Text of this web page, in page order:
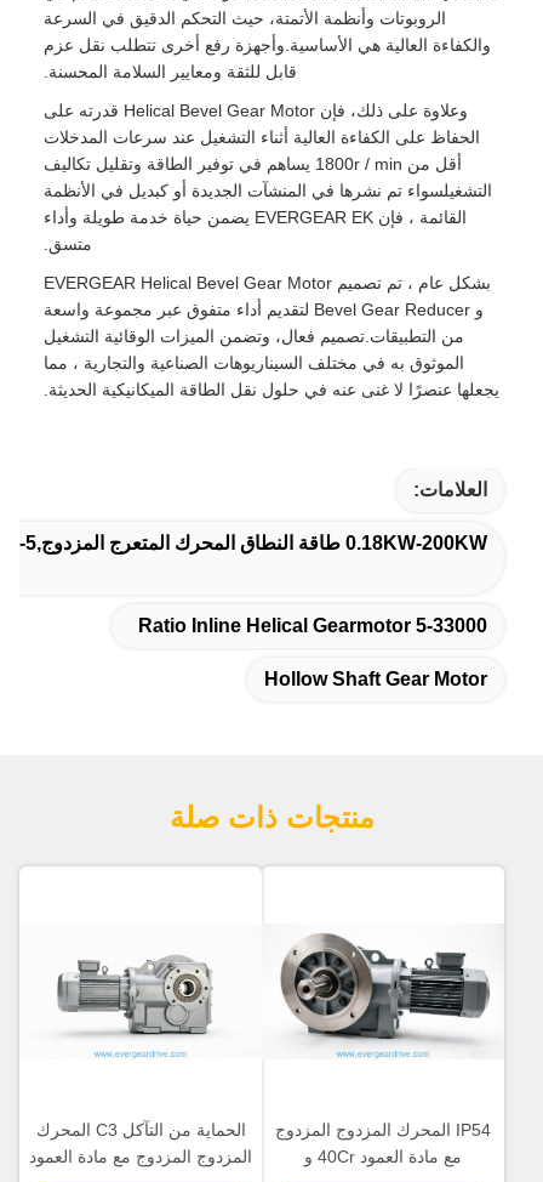
الروبوتات وأنظمة الأتمتة، حيث التحكم الدقيق في السرعة
والكفاءة العالية هي الأساسية.وأجهزة رفع أخرى تتطلب نقل عزم
قابل للثقة ومعايير السلامة المحسنة.
وعلاوة على ذلك، فإن Helical Bevel Gear Motor ‬‬‬‬‬‬‬‬‬‬‬‬‬‬‬‬‬‬‬‬‬‬‬‬‬‬‬‬‬‬‬‬‬‬‬‬‬‬‬‬‬‬‬‬‬‬‬‬‬‬‬‬‬‬‬‬‬‬‬‬‬‬‬‬‬‬‬‬‬‬‬‬‬‬‬‬‬‬‬‬‬‬‬‬‬‬‬‬‬‬‬‬‬‬‬‬‬‬‬‬‬‬‬‬‬‬‬‬‬‬‬‬‬‬‬‬‬‬‬‬‬‬‬‬‬‬‬‬‬‬‬‬‬‬‬‬‬‬‬‬‬‬‬‬‬‬‬‬‬‬‬‬‬‬‬‬‬‬‬‬‬‬‬‬‬‬‬‬‬‬‬‬‬‬‬‬‬‬‬‬‬‬‬‬‬‬‬‬‬‬‬‬‬‬‬‬‬‬‬‬‬‬‬‬‬‬‬‬‬‬‬‬‬‬‬‬‬‬‬‬‬‬‬‬‬‬‬‬‬‬‬‬‬‬‬‬‬‬‬‬‬قدرته على
الحفاظ على الكفاءة العالية أثناء التشغيل عند سرعات المدخلات
أقل من 1800r / min يساهم في توفير الطاقة وتقليل تكاليف
التشغيلسواء تم نشرها في المنشآت الجديدة أو كبديل في الأنظمة
القائمة ، فإن EVERGEAR EK يضمن حياة خدمة طويلة وأداء
متسق.
بشكل عام ، تم تصميم EVERGEAR Helical Bevel Gear Motor
و Bevel Gear Reducer لتقديم أداء متفوق عبر مجموعة واسعة
من التطبيقات.تصميم فعال، وتضمن الميزات الوقائية التشغيل
الموثوق به في مختلف السيناريوهات الصناعية والتجارية ، مما
يجعلها عنصرًا لا غنى عنه في حلول نقل الطاقة الميكانيكية الحديثة.
العلامات:
0.18KW-200KW طاقة النطاق المحرك المتعرج المزدوج,5-33000 معدل المحرك المتحرك المتعرج في الخط,محرك التروس الأفقي
5-33000 Ratio Inline Helical Gearmotor
Hollow Shaft Gear Motor
منتجات ذات صلة
IP54 المحرك المزدوج المزدوج
مع مادة العمود 40Cr و
الحماية من التآكل C3 المحرك
المزدوج المزدوج مع مادة العمود